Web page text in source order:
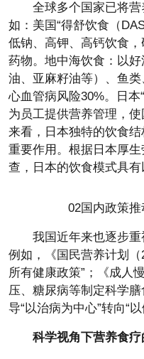
全球多个国家已将
如：美国“得舒饮食（
低钠、高钾、高钙饮食
药物。地中海饮食：以
油、亚麻籽油等）、鱼
心血管病风险30%。日本
为员工提供营养管理，
来看，日本独特的饮食
重要作用。根据日本厚
查，日本的饮食模式具有
02国内政策
我国近年来也逐步重
例如，《国民营养计划（
所有健康政策”；《成人
压、糖尿病等制定科学膳
导“以治病为中心”转向“以
科学视角下营养食疗